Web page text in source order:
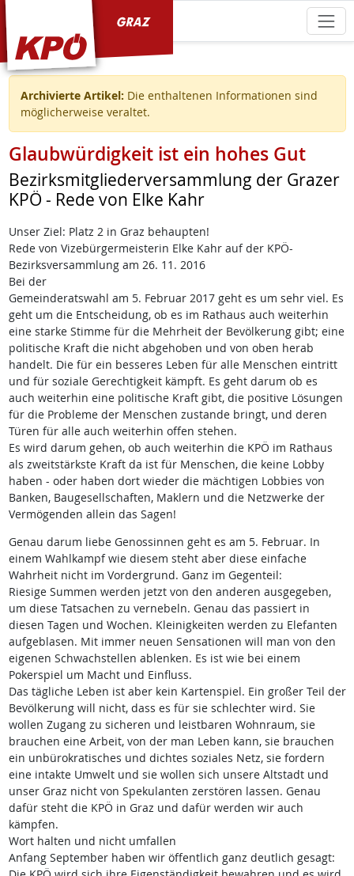
Archivierte Artikel: Die enthaltenen Informationen sind
möglicherweise veraltet.
Glaubwürdigkeit ist ein hohes Gut
Bezirksmitgliederversammlung der Grazer
KPÖ - Rede von Elke Kahr
Unser Ziel: Platz 2 in Graz behaupten!
Rede von Vizebürgermeisterin Elke Kahr auf der KPÖ-
Bezirksversammlung am 26. 11. 2016
Bei der
Gemeinderatswahl am 5. Februar 2017 geht es um sehr viel. Es
geht um die Entscheidung, ob es im Rathaus auch weiterhin
eine starke Stimme für die Mehrheit der Bevölkerung gibt; eine
politische Kraft die nicht abgehoben und von oben herab
handelt. Die für ein besseres Leben für alle Menschen eintritt
und für soziale Gerechtigkeit kämpft. Es geht darum ob es
auch weiterhin eine politische Kraft gibt, die positive Lösungen
für die Probleme der Menschen zustande bringt, und deren
Türen für alle auch weiterhin offen stehen.
Es wird darum gehen, ob auch weiterhin die KPÖ im Rathaus
als zweitstärkste Kraft da ist für Menschen, die keine Lobby
haben - oder haben dort wieder die mächtigen Lobbies von
Banken, Baugesellschaften, Maklern und die Netzwerke der
Vermögenden allein das Sagen!
Genau darum liebe Genossinnen geht es am 5. Februar. In
einem Wahlkampf wie diesem steht aber diese einfache
Wahrheit nicht im Vordergrund. Ganz im Gegenteil:
Riesige Summen werden jetzt von den anderen ausgegeben,
um diese Tatsachen zu vernebeln. Genau das passiert in
diesen Tagen und Wochen. Kleinigkeiten werden zu Elefanten
aufgeblasen. Mit immer neuen Sensationen will man von den
eigenen Schwachstellen ablenken. Es ist wie bei einem
Pokerspiel um Macht und Einfluss.
Das tägliche Leben ist aber kein Kartenspiel. Ein großer Teil der
Bevölkerung will nicht, dass es für sie schlechter wird. Sie
wollen Zugang zu sicheren und leistbaren Wohnraum, sie
brauchen eine Arbeit, von der man Leben kann, sie brauchen
ein unbürokratisches und dichtes soziales Netz, sie fordern
eine intakte Umwelt und sie wollen sich unsere Altstadt und
unser Graz nicht von Spekulanten zerstören lassen. Genau
dafür steht die KPÖ in Graz und dafür werden wir auch
kämpfen.
Wort halten und nicht umfallen
Anfang September haben wir öffentlich ganz deutlich gesagt: